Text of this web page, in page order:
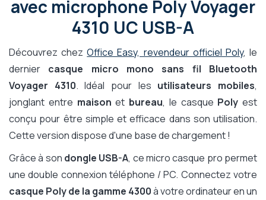
avec microphone Poly Voyager
4310 UC USB-A
Découvrez chezOffice Easy, revendeur officiel Poly, le
dernier casque micro mono sans fil Bluetooth
Voyager 4310. Idéal pour les utilisateurs mobiles,
jonglant entre maison et bureau, le casque Poly est
conçu pour être simple et efficace dans son utilisation.
Cette version dispose d'une base de chargement !
Grâce à son dongle USB-A, ce micro casque pro permet
une double connexion téléphone / PC. Connectez votre
casque Poly de la gamme 4300à votre ordinateur en un